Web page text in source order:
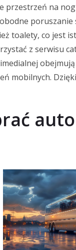
przestrzeń na
poruszanie
toalety, co jest
z serwisu
mobilnych.